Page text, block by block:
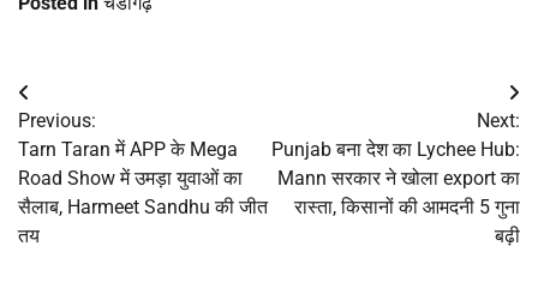
Post
navigation
Previous:
Tarn Taran में APP के Mega
Road Show में उमड़ा युवाओं का
सैलाब, Harmeet Sandhu की जीत
तय
Next:
Punjab बना देश का Lychee Hub:
Mann सरकार ने खोला export का
रास्ता, किसानों की आमदनी 5 गुना
बढ़ी